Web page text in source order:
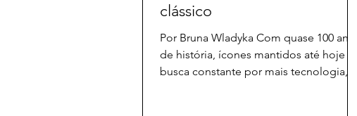
clássico
Por Bruna Wladyka Com quase 100 anos
de história, ícones mantidos até hoje e a
busca constante por mais tecnologia, a